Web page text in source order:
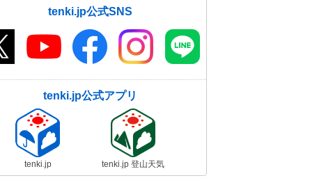
【速報】東京都心で今年初の最高気
23日13:42
東京都心の桜 つぼみがピンク色
に 季節先取りの陽気で 開花は秒
読み
23日12:45
北陸 25日から今季初の本格的な黄
砂飛来か 花粉も大量飛散 注意点
や対策は
23日11:36
tenki.jp公式SNS
tenki.jp公式アプリ
tenki.jp tenki.jp 登山天気